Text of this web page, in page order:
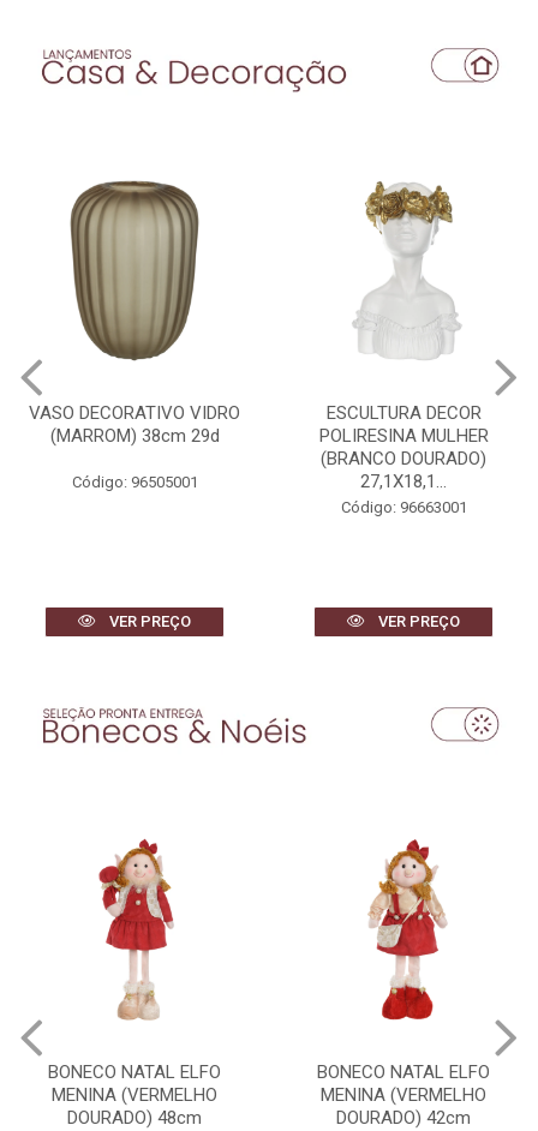
VASO DECORATIVO VIDRO
(MARROM) 38cm 29d
Código: 96505001
VER PREÇO
ESCULTURA DECOR
POLIRESINA MULHER
(BRANCO DOURADO)
27,1X18,1...
Código: 96663001
VER PREÇO
BONECO NATAL ELFO
MENINA (VERMELHO
DOURADO) 48cm
BONECO NATAL ELFO
MENINA (VERMELHO
DOURADO) 42cm